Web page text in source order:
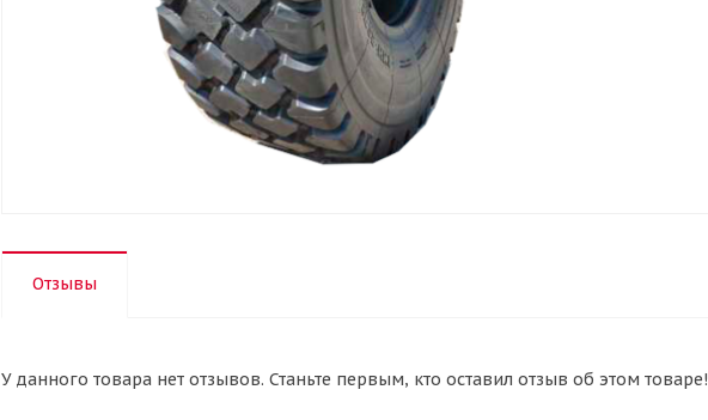
Отзывы
У данного товара нет отзывов. Станьте первым, кто оставил отзыв об этом товаре!